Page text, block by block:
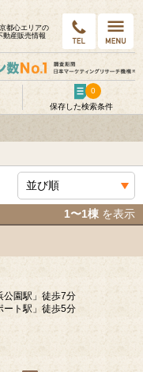
都⼼エリアの
動産販売情報
保存した検索条件
0
1〜1棟 を表示
公園駅」徒歩7分
ート駅」徒歩5分